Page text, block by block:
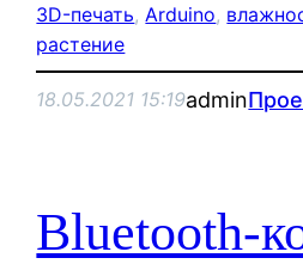
3D-печать, Arduino,
растение
18.05.2021 15:19admin
Bluetooth-